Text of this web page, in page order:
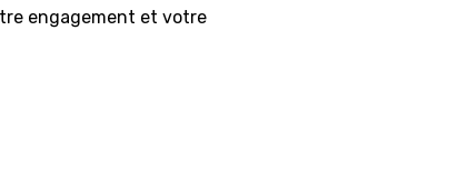
engagement et votre